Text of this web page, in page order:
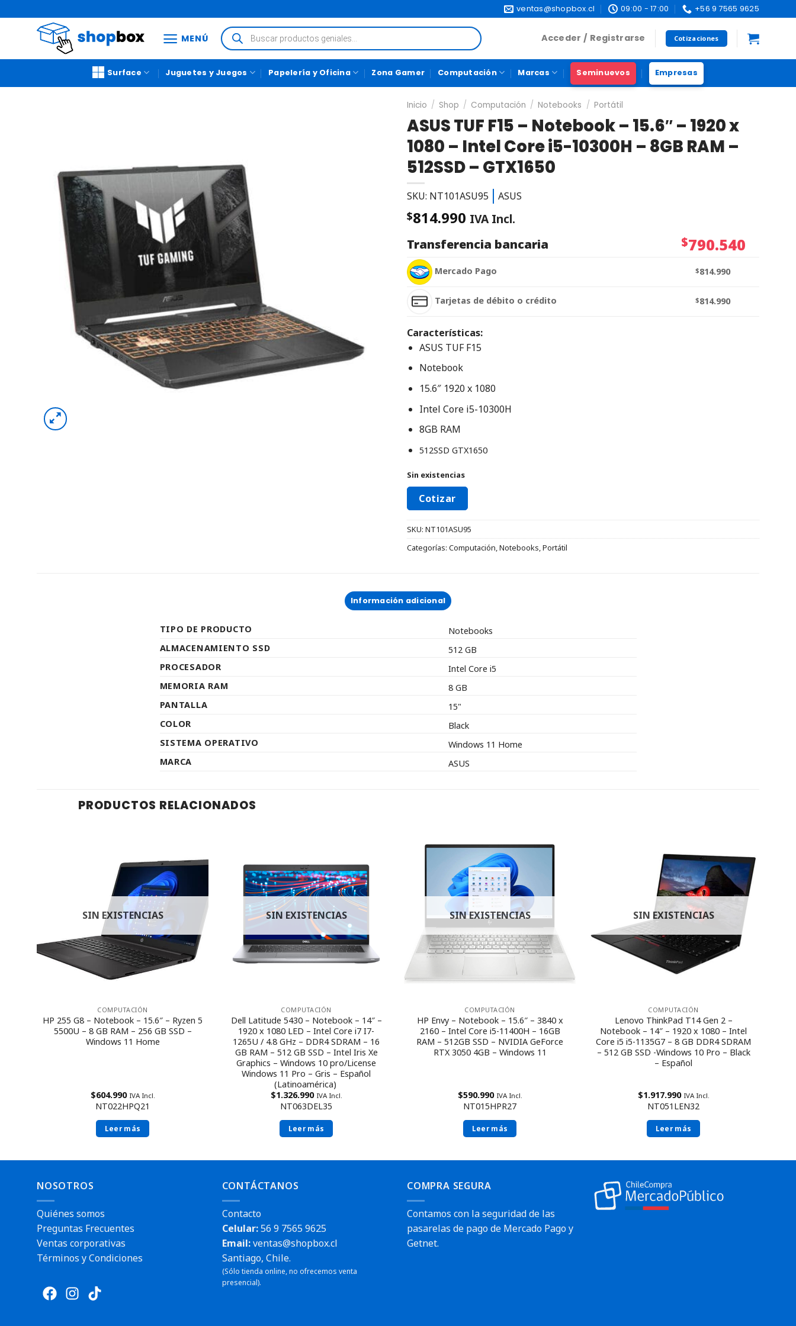
ventas@shopbox.cl 09:00 - 17:00 +56 9 7565 9625
MENÚ Acceder / Registrarse Cotizaciones
Surface Juguetes y Juegos Papelería y Oficina Zona Gamer Computación Marcas Seminuevos Empresas
Inicio / Shop / Computación / Notebooks / Portátil
ASUS TUF F15 – Notebook – 15.6″ – 1920 x
1080 – Intel Core i5-10300H – 8GB RAM –
512SSD – GTX1650
SKU: NT101ASU95 ASUS
$814.990 IVA Incl.
Transferencia bancaria
$790.540
Mercado Pago $814.990
Tarjetas de débito o crédito $814.990
Características:
ASUS TUF F15
Notebook
15.6″ 1920 x 1080
Intel Core i5-10300H
8GB RAM
512SSD GTX1650
Sin existencias
Cotizar
SKU: NT101ASU95
Categorías: Computación,Notebooks,Portátil
Información adicional
TIPO DE PRODUCTO
Notebooks
ALMACENAMIENTO SSD
512 GB
PROCESADOR
Intel Core i5
MEMORIA RAM
8 GB
PANTALLA
15"
COLOR
Black
SISTEMA OPERATIVO
Windows 11 Home
MARCA
ASUS
PRODUCTOS RELACIONADOS
SIN EXISTENCIAS
COMPUTACIÓN
HP 255 G8 – Notebook – 15.6″ – Ryzen 5
5500U – 8 GB RAM – 256 GB SSD –
Windows 11 Home
$604.990 IVA Incl.
NT022HPQ21
Leer más
SIN EXISTENCIAS
COMPUTACIÓN
Dell Latitude 5430 – Notebook – 14″ –
1920 x 1080 LED – Intel Core i7 I7-
1265U / 4.8 GHz – DDR4 SDRAM – 16
GB RAM – 512 GB SSD – Intel Iris Xe
Graphics – Windows 10 pro/License
Windows 11 Pro – Gris – Español
(Latinoamérica)
$1.326.990 IVA Incl.
NT063DEL35
Leer más
SIN EXISTENCIAS
COMPUTACIÓN
HP Envy – Notebook – 15.6″ – 3840 x
2160 – Intel Core i5-11400H – 16GB
RAM – 512GB SSD – NVIDIA GeForce
RTX 3050 4GB – Windows 11
$590.990 IVA Incl.
NT015HPR27
Leer más
SIN EXISTENCIAS
COMPUTACIÓN
Lenovo ThinkPad T14 Gen 2 –
Notebook – 14″ – 1920 x 1080 – Intel
Core i5 i5-1135G7 – 8 GB DDR4 SDRAM
– 512 GB SSD -Windows 10 Pro – Black
– Español
$1.917.990 IVA Incl.
NT051LEN32
Leer más
NOSOTROS
Quiénes somos
Preguntas Frecuentes
Ventas corporativas
Términos y Condiciones
CONTÁCTANOS
Contacto
Celular:56 9 7565 9625
Email:ventas@shopbox.cl
Santiago, Chile.
(Sólo tienda online, no ofrecemos venta
presencial).
COMPRA SEGURA
Contamos con la seguridad de las
pasarelas de pago de Mercado Pago y
Getnet.